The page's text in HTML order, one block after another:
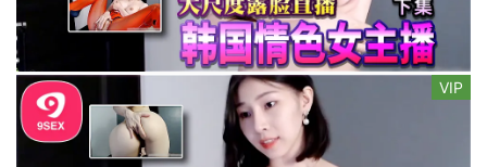
VIP